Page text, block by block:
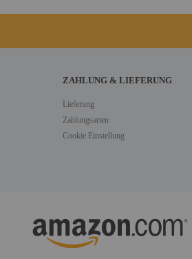
ZAHLUNG & LIEFERUNG
Lieferung
Zahlungsarten
Cookie Einstellung